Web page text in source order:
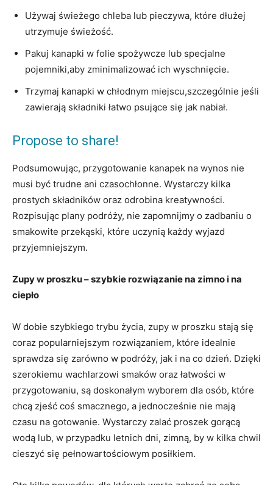
Używaj świeżego chleba lub pieczywa, które dłużej
utrzymuje świeżość.
Pakuj ⁣kanapki ⁢w folie spożywcze‌ lub specjalne
pojemniki,aby zminimalizować ich wyschnięcie.
Trzymaj kanapki w chłodnym miejscu,szczególnie jeśli
‍zawierają składniki łatwo psujące się jak nabiał.
Propose to share!
Podsumowując, przygotowanie kanapek na wynos nie
musi być⁣ trudne ani czasochłonne. Wystarczy kilka
prostych składników oraz odrobina kreatywności.
Rozpisując plany podróży, nie zapomnijmy o zadbaniu o‍
smakowite przekąski,‌ które uczynią każdy wyjazd
przyjemniejszym.
Zupy w proszku – szybkie rozwiązanie na zimno i na
ciepło
W dobie szybkiego trybu życia, ‌zupy w proszku stają się
coraz popularniejszym rozwiązaniem, które idealnie
sprawdza ​się zarówno w podróży, jak i na⁣ co dzień. Dzięki
szerokiemu wachlarzowi smaków oraz łatwości w
przygotowaniu,⁣ są doskonałym‍ wyborem dla osób, które
chcą zjeść coś smacznego, a jednocześnie nie mają
czasu na⁣ gotowanie. Wystarczy zalać proszek gorącą
wodą lub, w przypadku letnich⁤ dni, zimną, by ⁣w kilka chwil
cieszyć się pełnowartościowym posiłkiem.